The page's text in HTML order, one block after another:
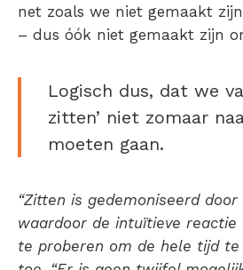
net zoals we niet gemaakt
– dus óók niet gemaakt zijn
Logisch dus, dat we
zitten’ niet zomaar
moeten gaan.
“Zitten is gedemoniseerd door
waardoor de intuïtieve reactie
te proberen om de hele tijd te